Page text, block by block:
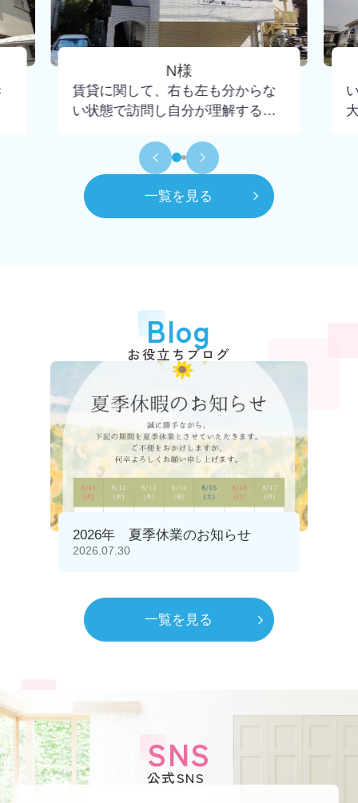
N様
賃貸に関して、右も左も分からな
い状態で訪問し自分が理解するま
もなく契約までいけました。担当
して頂いた大野さんには小さな疑
問にも丁寧に回答頂けたので感謝
してもしきれません。
一覧を見る
Blog
お役立ちブログ
2026年 夏季休業のお知らせ
2026.07.30
一覧を見る
SNS
公式SNS